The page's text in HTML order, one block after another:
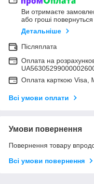
Ви отримаєте
або гроші
Детальніше
Післяплата
Оплата на
Оплата карткою Visa,
Всі умови оплати
Умови повернення
Повернення товару
Всі умови повернення